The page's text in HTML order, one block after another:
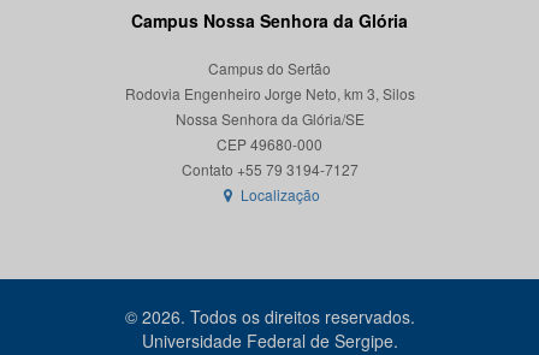
Campus Nossa Senhora da Glória
Campus do Sertão
Rodovia Engenheiro Jorge Neto, km 3, Silos
Nossa Senhora da Glória/SE
CEP 49680-000
Contato +55 79 3194-7127
Localização
© 2026. Todos os direitos reservados.
Universidade Federal de Sergipe.